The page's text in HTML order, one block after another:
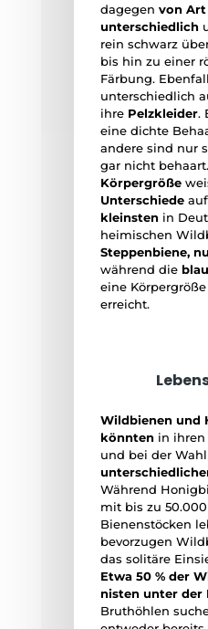
dagegenvon
unterschiedlich
rein schwarz
bis hin zu einer
Färbung.
unterschiedlich
ihre Pelzkleider.
eine dichte
andere sind nur
gar nicht
Körpergröße
Unterschiede
kleinsten in
heimischen
Steppenbiene,
während die
eine Körpergröße
erreicht.
Wildbienen und
könnten in ihren
und bei der
Während
mit bis zu
Bienenstöcken
bevorzugen
das solitäre
Etwa 50 % der
nisten unter der
Bruthöhlen